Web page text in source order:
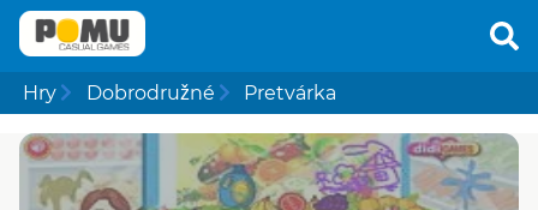
Hry Dobrodružné Pretvárka